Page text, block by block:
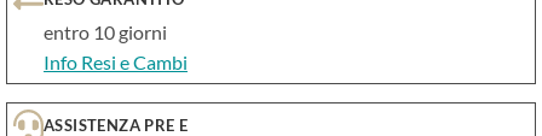
entro 10 giorni
Info Resi e Cambi
ASSISTENZA PRE E